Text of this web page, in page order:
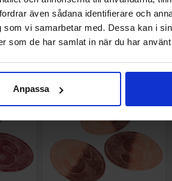
även sådana identifierare och
vi samarbetar med. Dessa kan i
som de har samlat in när du har
Anpassa
15.90 kr/stk
Kjøp